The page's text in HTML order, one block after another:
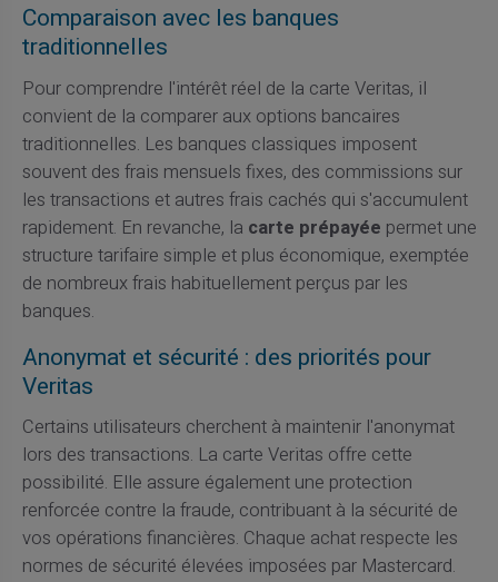
Comparaison avec les banques
traditionnelles
Pour comprendre l'intérêt réel de la carte Veritas, il
convient de la comparer aux options bancaires
traditionnelles. Les banques classiques imposent
souvent des frais mensuels fixes, des commissions sur
les transactions et autres frais cachés qui s'accumulent
rapidement. En revanche, la carte prépayée permet une
structure tarifaire simple et plus économique, exemptée
de nombreux frais habituellement perçus par les
banques.
Anonymat et sécurité : des priorités pour
Veritas
Certains utilisateurs cherchent à maintenir l'anonymat
lors des transactions. La carte Veritas offre cette
possibilité. Elle assure également une protection
renforcée contre la fraude, contribuant à la sécurité de
vos opérations financières. Chaque achat respecte les
normes de sécurité élevées imposées par Mastercard.